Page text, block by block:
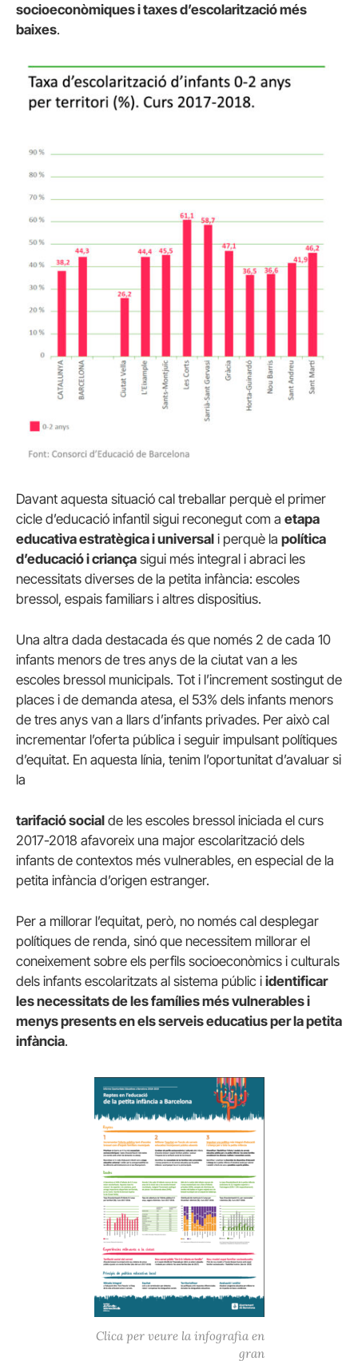
socioeconòmiques i taxes d’escolarització més
baixes.
Davant aquesta situació cal treballar perquè el primer
cicle d’educació infantil sigui reconegut com a etapa
educativa estratègica i universal i perquè la política
d’educació i criança sigui més integral i abraci les
necessitats diverses de la petita infància: escoles
bressol, espais familiars i altres dispositius.
Una altra dada destacada és que només 2 de cada 10
infants menors de tres anys de la ciutat van a les
escoles bressol municipals. Tot i l’increment sostingut de
places i de demanda atesa, el 53% dels infants menors
de tres anys van a llars d’infants privades. Per això cal
incrementar l’oferta pública i seguir impulsant polítiques
d’equitat. En aquesta línia, tenim l’oportunitat d’avaluar si
la
tarifació social de les escoles bressol iniciada el curs
2017-2018 afavoreix una major escolarització dels
infants de contextos més vulnerables, en especial de la
petita infància d’origen estranger.
Per a millorar l’equitat, però, no només cal desplegar
polítiques de renda, sinó que necessitem millorar el
coneixement sobre els perfils socioeconòmics i culturals
dels infants escolaritzats al sistema públic i identificar
les necessitats de les famílies més vulnerables i
menys presents en els serveis educatius per la petita
infància.
Clica per veure la infografia en
gran